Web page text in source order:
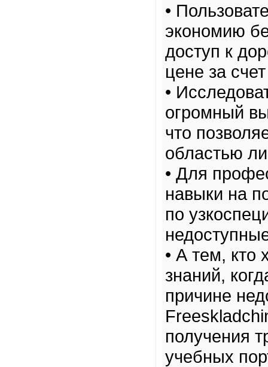
•
экономию
доступ к
цене за
•
огромный
что
областью
• Для
навыки на
по
• А тем, кто
знаний,
причине
получения
учебных